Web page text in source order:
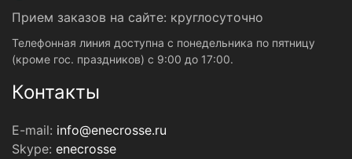
Прием заказов на сайте: круглосуточно
Телефонная линия доступна с понедельника по пятницу
(кроме гос. праздников) с 9:00 до 17:00.
Контакты
E-mail: info@enecrosse.ru
Skype: enecrosse